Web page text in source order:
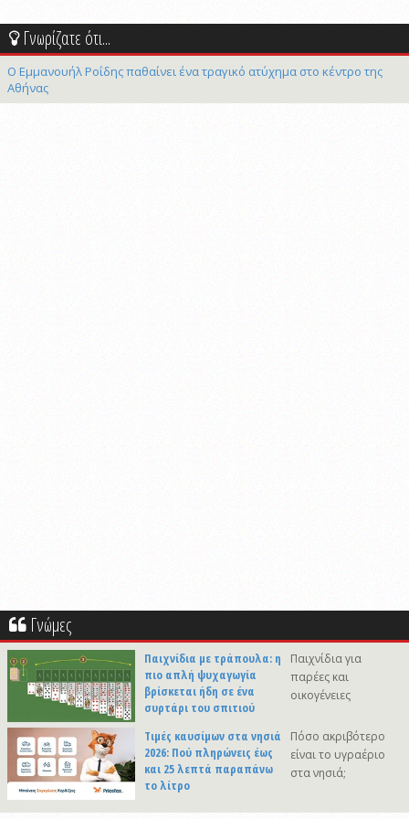
Γνωρίζατε ότι...
Ο Εμμανουήλ Ροΐδης παθαίνει ένα τραγικό ατύχημα στο κέντρο της
Αθήνας
Γνώμες
Παιχνίδια με τράπουλα: η
πιο απλή ψυχαγωγία
βρίσκεται ήδη σε ένα
συρτάρι του σπιτιού
Παιχνίδια για
παρέες και
οικογένειες
Τιμές καυσίμων στα νησιά
2026: Πού πληρώνεις έως
και 25 λεπτά παραπάνω
το λίτρο
Πόσο ακριβότερο
είναι το υγραέριο
στα νησιά;